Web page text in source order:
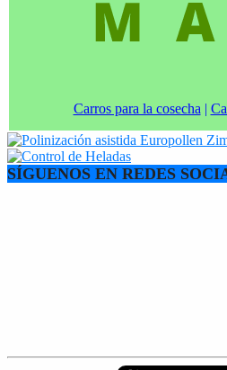
Carros para la cosecha |
SÍGUENOS EN REDES